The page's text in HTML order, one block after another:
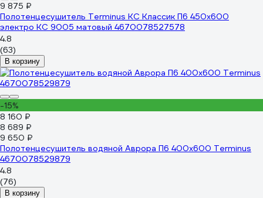
9 875 ₽
Полотенцесушитель Terminus КС Классик П6 450x600
электро КС 9005 матовый 4670078527578
4.8
(63)
В корзину
-15%
8 160 ₽
8 689 ₽
9 650 ₽
Полотенцесушитель водяной Аврора П6 400x600 Terminus
4670078529879
4.8
(76)
В корзину